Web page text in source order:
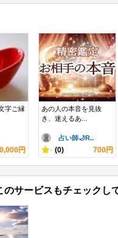
字ご縁
円
あの人の本音を見抜
き、迷えるあ...
占い師🌙R..
- (0) 700円
サービスもチェックし